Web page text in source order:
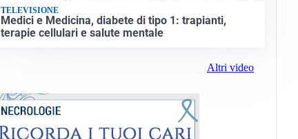
TELEVISIONE
Medici e Medicina, diabete di tipo 1: trapianti,
terapie cellulari e salute mentale
Altri video